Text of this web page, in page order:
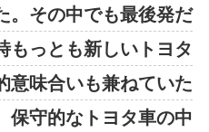
。その中でも最後発だ
もっとも新しいトヨタ
意味合いも兼ねていた
保守的なトヨタ車の中